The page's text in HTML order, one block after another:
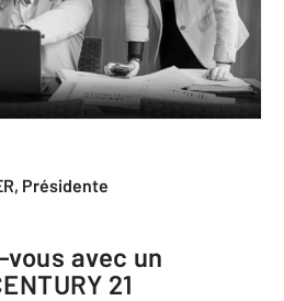
Présidente
avec un
21